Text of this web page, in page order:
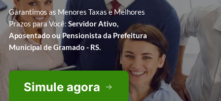
Garantimos as Menores Taxas e Melhores
Prazos para Você: Servidor Ativo,
Aposentado ou Pensionista da Prefeitura
Municipal de Gramado - RS.
Simule agora